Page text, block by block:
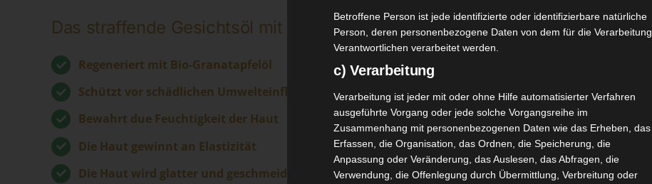
Das straffende Gesichtsöl mit Granatapfel
Regeneriert mit Bio-Granatapfelöl
Schützt vor schädlichen Umwelteinflüssen
Bewahrt due Feuchtigkeit der Haut
Die Haut gewinnt an Elastizität
Die Haut wird glatter und geschmeidiger
Betroffene Person ist jede identifizierte oder identifizierbare natürliche
Person, deren personenbezogene Daten von dem für die Verarbeitung
Verantwortlichen verarbeitet werden.
c) Verarbeitung
Verarbeitung ist jeder mit oder ohne Hilfe automatisierter Verfahren
ausgeführte Vorgang oder jede solche Vorgangsreihe im
Zusammenhang mit personenbezogenen Daten wie das Erheben, das
Erfassen, die Organisation, das Ordnen, die Speicherung, die
Anpassung oder Veränderung, das Auslesen, das Abfragen, die
Verwendung, die Offenlegung durch Übermittlung, Verbreitung oder